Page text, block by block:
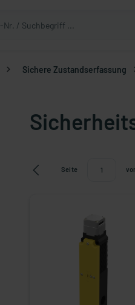
Sichere Zustandserfassung
Seite